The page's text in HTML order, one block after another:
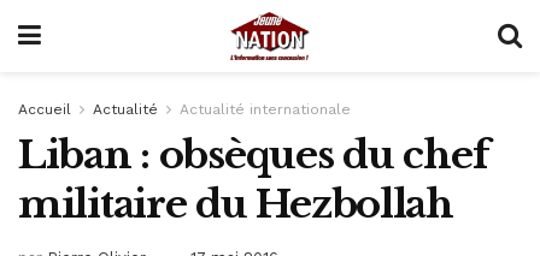
Accueil Actualité Actualité internationale
Liban : obsèques du chef
militaire du Hezbollah